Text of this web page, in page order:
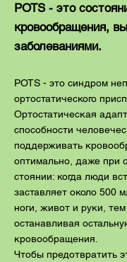
POTS - это
кровообращения,
заболеваниями.
POTS - это синдром
ортостатического
Ортостатическая
способности
поддерживать
оптимально, даже при
стоянии: когда люди
заставляет около 500
ноги, живот и руки,
останавливая
кровообращения.
Чтобы предотвратить